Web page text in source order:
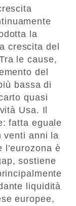
la
crescita del
le cause,
del
bassa di
quasi
Usa. Il
fatta eguale
venti anni la
è
sostiene
liquidità
europee,